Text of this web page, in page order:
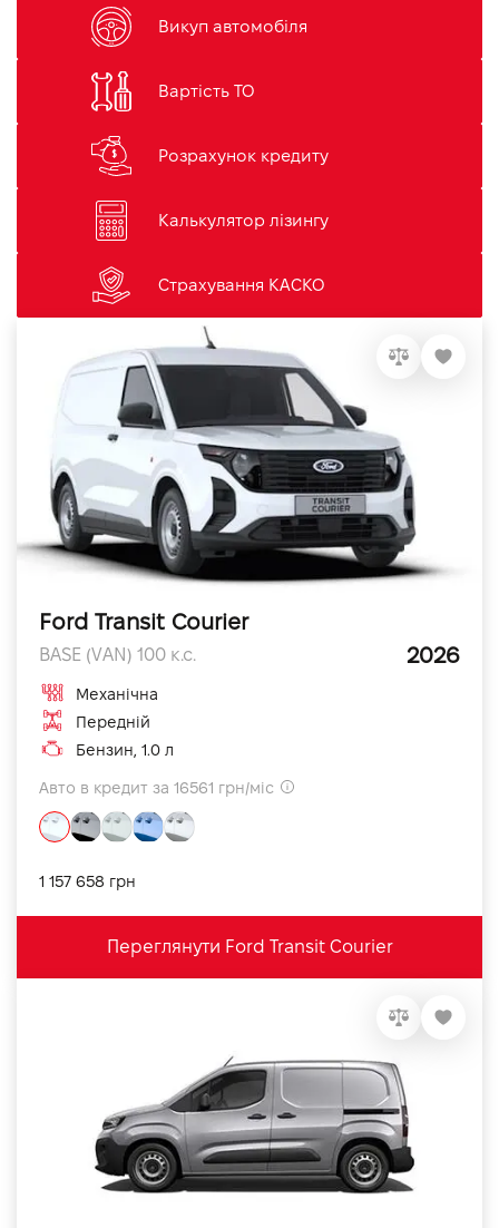
Викуп автомобіля
Вартість ТО
Розрахунок кредиту
Калькулятор лізингу
Страхування КАСКО
Ford Transit Courier
BASE (VAN) 100 к.с. 2026
Механічна
Передній
Бензин, 1.0 л
Авто в кредит за 16561 грн/міс
1 157 658 грн
Переглянути Ford Transit Courier